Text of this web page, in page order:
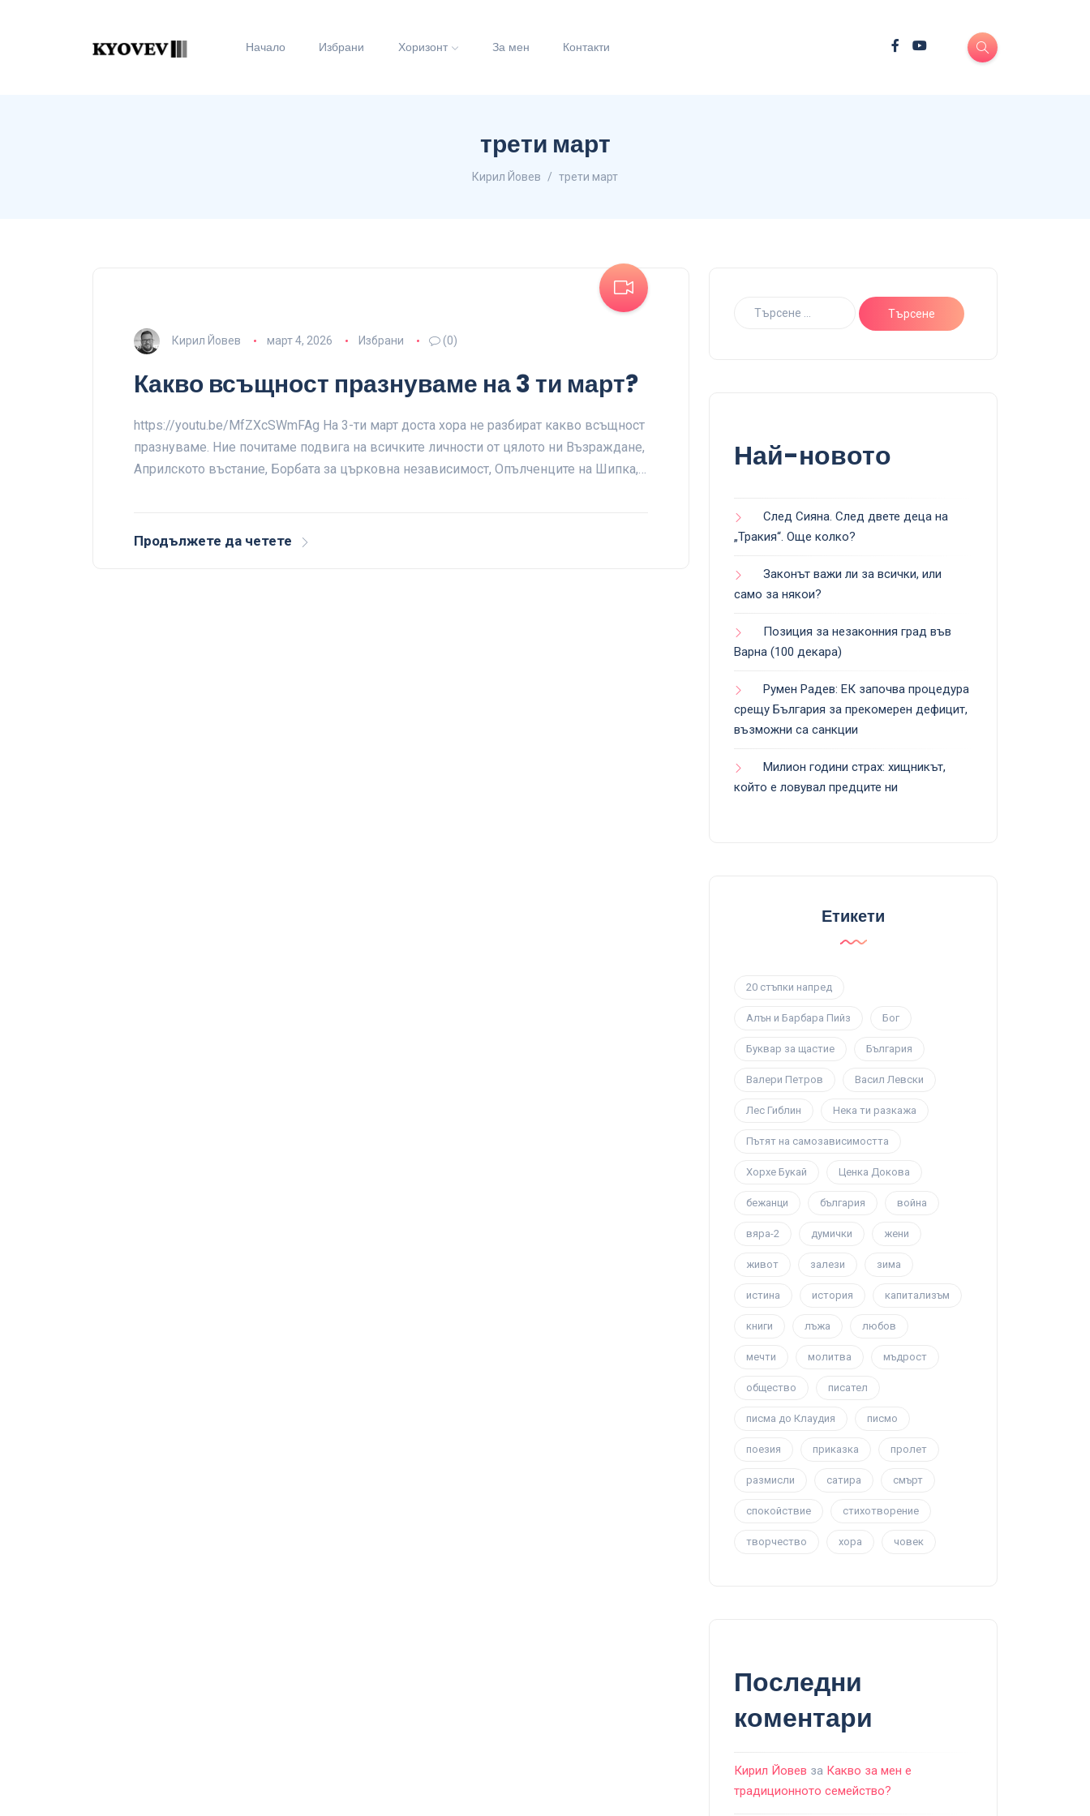
Начало Избрани Хоризонт За мен Контакти
трети март
Кирил Йовев трети март
Кирил Йовев март 4, 2026 Избрани (0)
Какво всъщност празнуваме на 3 ти март?
https://youtu.be/MfZXcSWmFAg На 3-ти март доста хора не разбират какво всъщност
празнуваме. Ние почитаме подвига на всичките личности от цялото ни Възраждане,
Априлското въстание, Борбата за църковна независимост, Опълченците на Шипка,…
Продължете да четете
Най-новото
След Сияна. След двете деца на
„Тракия“. Още колко?
Законът важи ли за всички, или
само за някои?
Позиция за незаконния град във
Варна (100 декара)
Румен Радев: ЕК започва процедура
срещу България за прекомерен дефицит,
възможни са санкции
Милион години страх: хищникът,
който е ловувал предците ни
Етикети
20 стъпки напред
Алън и Барбара Пийз Бог
Буквар за щастие България
Валери Петров Васил Левски
Лес Гиблин Нека ти разкажа
Пътят на самозависимостта
Хорхе Букай Ценка Докова
бежанци българия война
вяра-2 думички жени
живот залези зима
истина история капитализъм
книги лъжа любов
мечти молитва мъдрост
общество писател
писма до Клаудия писмо
поезия приказка пролет
размисли сатира смърт
спокойствие стихотворение
творчество хора човек
Последни
коментари
Кирил Йовев за Какво за мен е
традиционното семейство?